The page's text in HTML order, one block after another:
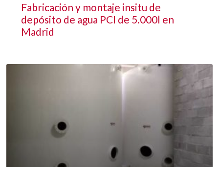
Fabricación y montaje insitu de
depósito de agua PCI de 5.000l en
Madrid